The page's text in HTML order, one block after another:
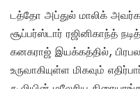
டத்தோ அப்துல் மாலிக்
சூப்பர்ஸ்டார் ரஜினிகாந்த்
கனகராஜ் இயக்கத்தில்,
உருவாகியுள்ள மிகவும்